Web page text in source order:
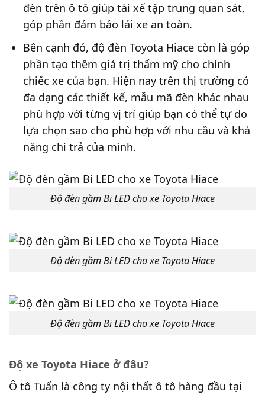
đèn trên ô tô giúp tài xế tập trung quan sát,
góp phần đảm bảo lái xe an toàn.
Bên cạnh đó, độ đèn Toyota Hiace còn là góp
phần tạo thêm giá trị thẩm mỹ cho chính
chiếc xe của bạn. Hiện nay trên thị trường có
đa dạng các thiết kế, mẫu mã đèn khác nhau
phù hợp với từng vị trí giúp bạn có thể tự do
lựa chọn sao cho phù hợp với nhu cầu và khả
năng chi trả của mình.
Độ đèn gầm Bi LED cho xe Toyota Hiace
Độ đèn gầm Bi LED cho xe Toyota Hiace
Độ đèn gầm Bi LED cho xe Toyota Hiace
Độ xe Toyota Hiace ở đâu?
Ô tô Tuấn là công ty nội thất ô tô hàng đầu tại